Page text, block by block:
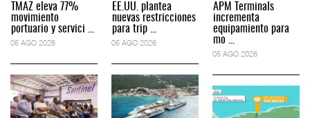
TMAZ eleva 77%
movimiento
portuario y servici ...
05 AGO 2026
EE.UU. plantea
nuevas restricciones
para trip ...
05 AGO 2026
APM Terminals
incrementa
equipamiento para
mo ...
05 AGO 2026